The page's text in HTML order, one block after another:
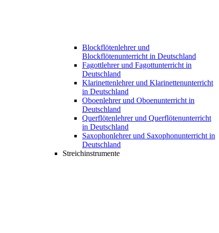
Blockflötenlehrer und
Blockflötenunterricht in Deutschland
Fagottlehrer und Fagottunterricht in
Deutschland
Klarinettenlehrer und Klarinettenunterricht
in Deutschland
Oboenlehrer und Oboenunterricht in
Deutschland
Querflötenlehrer und Querflötenunterricht
in Deutschland
Saxophonlehrer und Saxophonunterricht in
Deutschland
Streichinstrumente